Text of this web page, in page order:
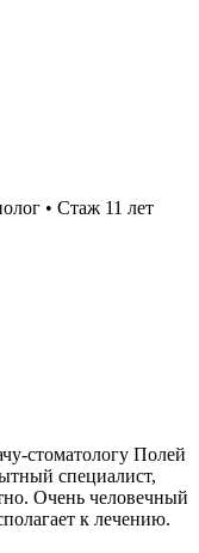
• Стаж 11 лет
стоматологу Полей
специалист,
Очень человечный
к лечению.